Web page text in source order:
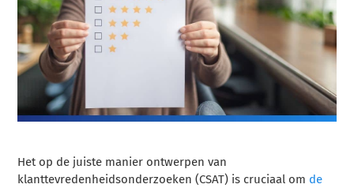
Het op de juiste manier ontwerpen van
klanttevredenheidsonderzoeken (CSAT) is cruciaal om de